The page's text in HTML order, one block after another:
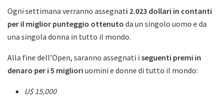
Ogni settimana verranno assegnati 2.023 dollari in contanti
per il miglior punteggio ottenuto da un singolo uomo e da
una singola donna in tutto il mondo.
Alla fine dell’Open, saranno assegnati i seguenti premi in
denaro per i 5 migliori uomini e donne di tutto il mondo:
U$ 15,000